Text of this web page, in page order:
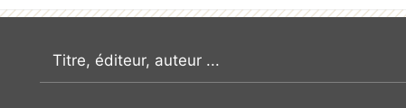
recherche par mot clé